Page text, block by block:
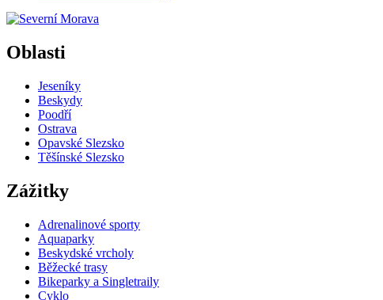
Oblasti
Jeseníky
Beskydy
Poodří
Ostrava
Opavské Slezsko
Těšínské Slezsko
Zážitky
Adrenalinové sporty
Aquaparky
Beskydské vrcholy
Běžecké trasy
Bikeparky a Singletraily
Cyklo